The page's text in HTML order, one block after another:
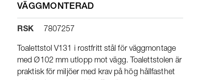
VÄGGMONTERAD
RSK 7807257
Toalettstol V131 i rostfritt stål för väggmontage
med Ø102 mm utlopp mot vägg. Toalettstolen är
praktisk för miljöer med krav på hög hållfasthet